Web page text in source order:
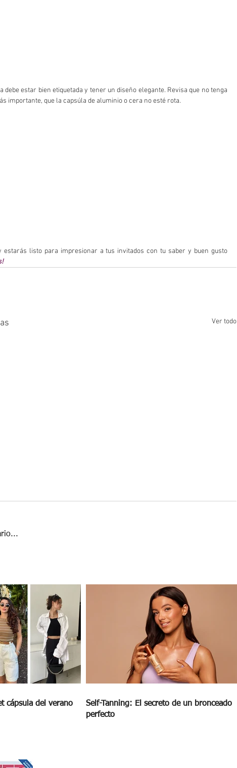
debe estar bien etiquetada y tener un diseño elegante. Revisa que no tenga
importante, que la capsúla de aluminio o cera no esté rota.
estarás listo para impresionar a tus invitados con tu saber y buen gusto
Ver todo
cápsula del verano
Self-Tanning: El secreto de un bronceado
perfecto